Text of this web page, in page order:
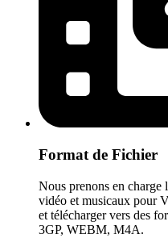
Format de Fichier
Nous prenons en charge
vidéo et musicaux pour
et télécharger vers des
3GP, WEBM, M4A.